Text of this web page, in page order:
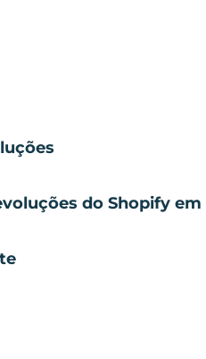
do Shopify